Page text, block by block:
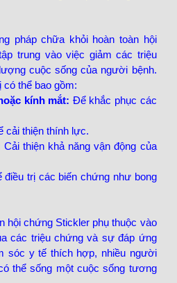
pháp chữa khỏi hoàn toàn hội
trung vào việc giảm các triệu
cuộc sống của người bệnh.
thể bao gồm:
kính mắt: Để khắc phục các
cải thiện thính lực.
Cải thiện khả năng vận động của
điều trị các biến chứng như bong
hội chứng Stickler phụ thuộc vào
các triệu chứng và sự đáp ứng
sóc y tế thích hợp, nhiều người
thể sống một cuộc sống tương